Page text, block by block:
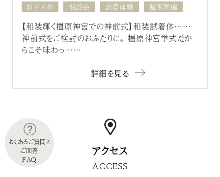
おすすめ 相談会 試着体験 週末開催
【和装輝く橿原神宮での神前式】和装試着体……
神前式をご検討のおふたりに。 橿原神宮挙式だか
らこそ味わっ……
詳細を見る
アクセス
ACCESS
よくあるご質問と
ご回答
FAQ